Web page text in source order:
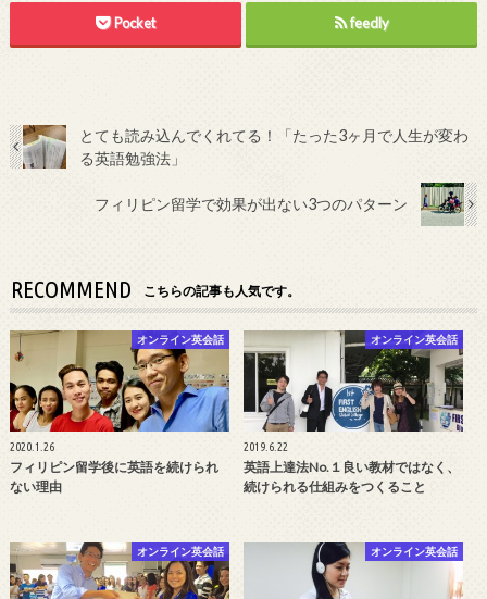
Pocket feedly
とても読み込んでくれてる！「たった3ヶ月で人生が変わ
る英語勉強法」
フィリピン留学で効果が出ない3つのパターン
RECOMMEND こちらの記事も人気です。
オンライン英会話
2020.1.26
フィリピン留学後に英語を続けられ
ない理由
オンライン英会話
2019.6.22
英語上達法No.１良い教材ではなく、
続けられる仕組みをつくること
オンライン英会話 オンライン英会話